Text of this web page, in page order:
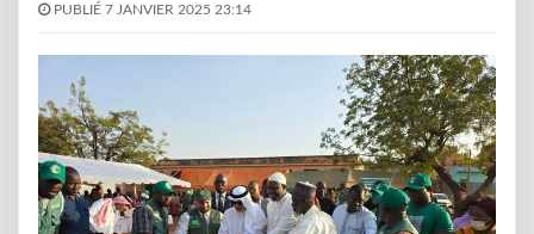
PUBLIÉ 7 JANVIER 2025 23:14